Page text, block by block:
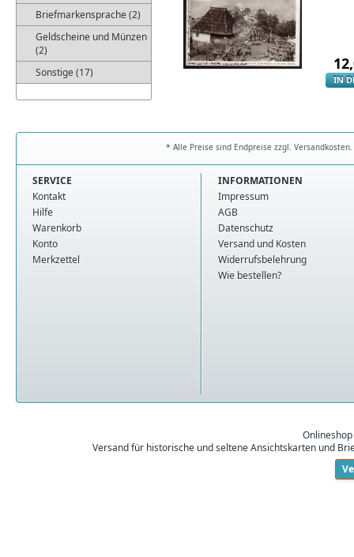
Briefmarkensprache (2)
Geldscheine und Münzen
(2)
Sonstige (17)
IN
* Alle Preise sind Endpreise zzgl.
SERVICE
Kontakt
Hilfe
Warenkorb
Konto
Merkzettel
INFORMATIONEN
Impressum
AGB
Datenschutz
Versand und Kosten
Widerrufsbelehrung
Wie bestellen?
Versand für historische und seltene Ansichtskarten und